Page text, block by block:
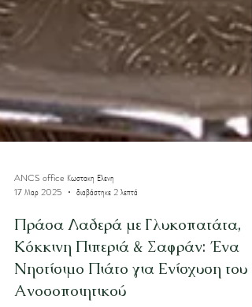
ANCS office Κωστακη Ελενη
17 Μαρ 2025
διαβάστηκε 2 λεπτά